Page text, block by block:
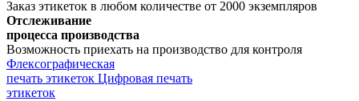
Заказ этикеток в любом количестве от 2000 экземпляров
Отслеживание
процесса производства
Возможность приехать на производство для контроля
Флексографическая
печать этикеток Цифровая печать
этикеток